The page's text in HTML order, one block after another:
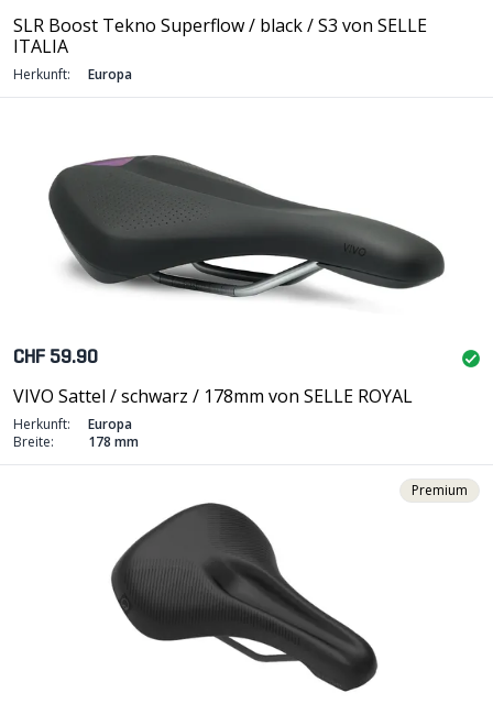
SLR Boost Tekno Superflow / black / S3 von SELLE
ITALIA
Herkunft: Europa
CHF 59.90
VIVO Sattel / schwarz / 178mm von SELLE ROYAL
Herkunft:
Europa
Breite:
178 mm
Premium